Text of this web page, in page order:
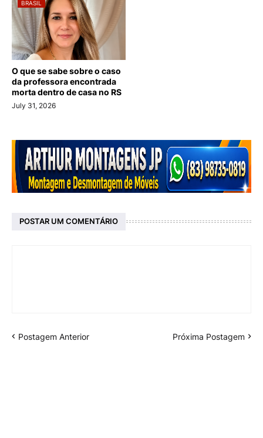
BRASIL
O que se sabe sobre o caso
da professora encontrada
morta dentro de casa no RS
July 31, 2026
POSTAR UM COMENTÁRIO
Postagem Anterior Próxima Postagem